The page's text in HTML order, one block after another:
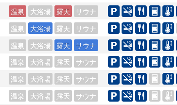
温泉 大浴場 露天 サウナ
温泉 大浴場 露天 サウナ
温泉 大浴場 露天 サウナ
温泉 大浴場 露天 サウナ
温泉 大浴場 露天 サウナ
温泉 大浴場 露天 サウナ